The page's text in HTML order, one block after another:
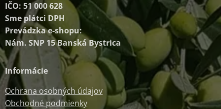
IČO: 51 000 628
Sme plátci DPH
Prevádzka e-shopu:
Nám. SNP 15 Banská Bystrica
Informácie
Ochrana osobných údajov
Obchodné podmienky